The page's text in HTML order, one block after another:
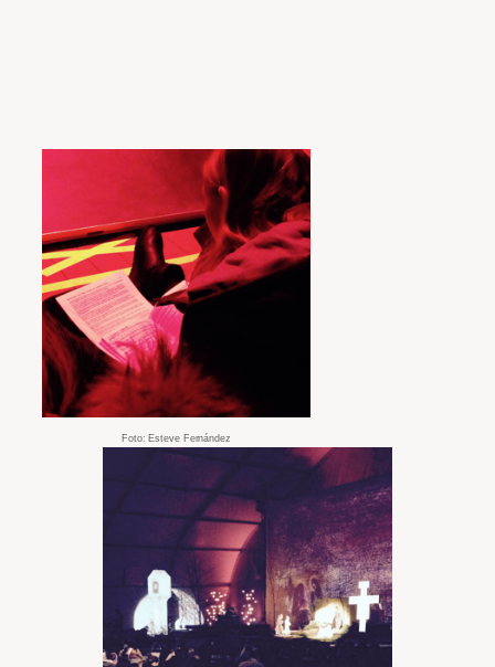
Foto: Esteve Fernández